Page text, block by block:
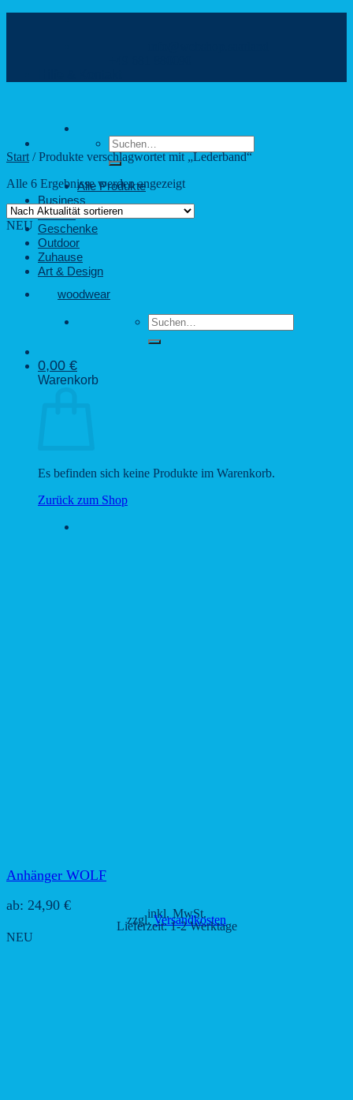
Suchen
nach:
Alle Produkte
Business
Freizeit
Geschenke
Outdoor
Zuhause
Art & Design
woodwear
Suchen
nach:
0,00 €
Warenkorb
Es befinden sich keine Produkte im Warenkorb.
Zurück zum Shop
Start /Produkte verschlagwortet mit „Lederband“
Alle 6 Ergebnisse werden angezeigtNach
sortiert
NEU
Anhänger WOLF
ab: 24,90 € inkl. MwSt.
zzgl.Versandkosten
Lieferzeit:1-2 Werktage
NEU